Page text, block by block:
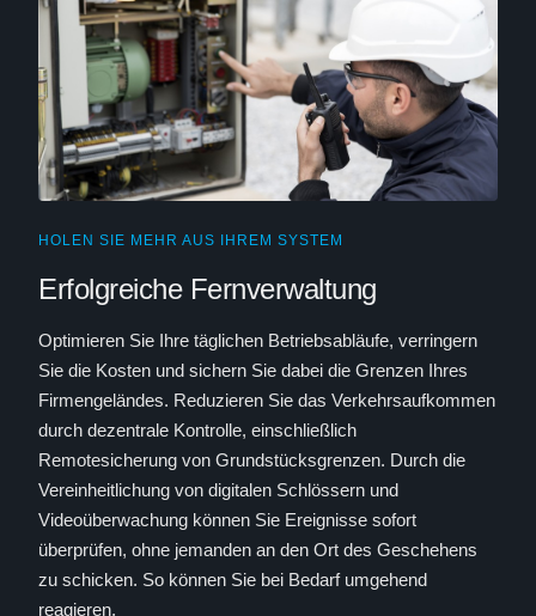
HOLEN SIE MEHR AUS IHREM SYSTEM
Erfolgreiche Fernverwaltung
Optimieren Sie Ihre täglichen Betriebsabläufe, verringern
Sie die Kosten und sichern Sie dabei die Grenzen Ihres
Firmengeländes. Reduzieren Sie das Verkehrsaufkommen
durch dezentrale Kontrolle, einschließlich
Remotesicherung von Grundstücksgrenzen. Durch die
Vereinheitlichung von digitalen Schlössern und
Videoüberwachung können Sie Ereignisse sofort
überprüfen, ohne jemanden an den Ort des Geschehens
zu schicken. So können Sie bei Bedarf umgehend
reagieren.